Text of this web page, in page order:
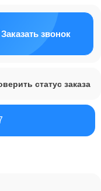
Заказать звонок
статус заказа